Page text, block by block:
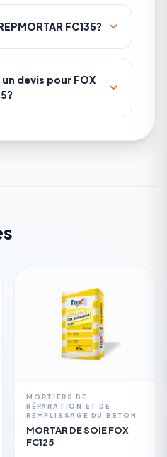
FC135?
devis pour FOX
MORTIERS DE
RÉPARATION ET DE
REMPLISSAGE DU BÉTON
MORTAR DE SOIE FOX
FC125